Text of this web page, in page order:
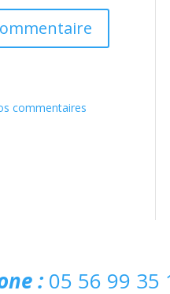
commentaires
:05 56 99 35